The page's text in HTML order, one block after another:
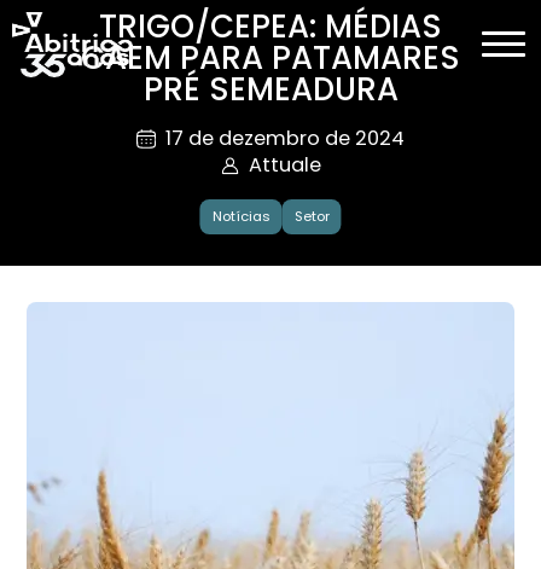
TRIGO/CEPEA: MÉDIAS
CAEM PARA PATAMARES
PRÉ SEMEADURA
17 de dezembro de 2024
Attuale
Notícias Setor